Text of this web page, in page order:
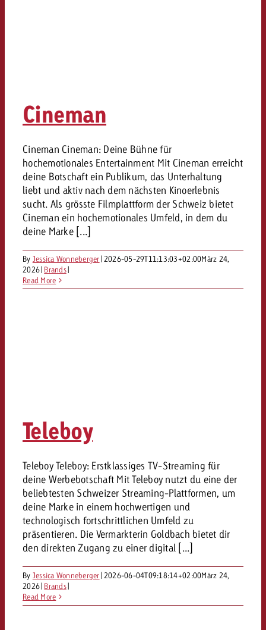
Cineman
Cineman Cineman: Deine Bühne für
hochemotionales Entertainment Mit Cineman erreicht
deine Botschaft ein Publikum, das Unterhaltung
liebt und aktiv nach dem nächsten Kinoerlebnis
sucht. Als grösste Filmplattform der Schweiz bietet
Cineman ein hochemotionales Umfeld, in dem du
deine Marke [...]
By Jessica Wonneberger| 2026-05-29T11:13:03+02:00März 24,
2026| Brands|
Read More
Teleboy
Teleboy Teleboy: Erstklassiges TV-Streaming für
deine Werbebotschaft Mit Teleboy nutzt du eine der
beliebtesten Schweizer Streaming-Plattformen, um
deine Marke in einem hochwertigen und
technologisch fortschrittlichen Umfeld zu
präsentieren. Die Vermarkterin Goldbach bietet dir
den direkten Zugang zu einer digital [...]
By Jessica Wonneberger| 2026-06-04T09:18:14+02:00März 24,
2026| Brands|
Read More